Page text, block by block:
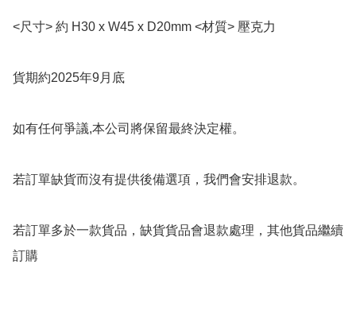
<尺寸> 約 H30 x W45 x D20mm <材質> 壓克力
貨期約2025年9月底
如有任何爭議,本公司將保留最終決定權。
若訂單缺貨而沒有提供後備選項，我們會安排退款。
若訂單多於一款貨品，缺貨貨品會退款處理，其他貨品繼續